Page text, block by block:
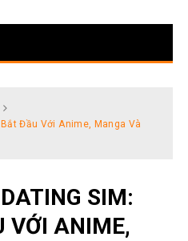
Đầu Với Anime, Manga Và
VỚI ANIME,